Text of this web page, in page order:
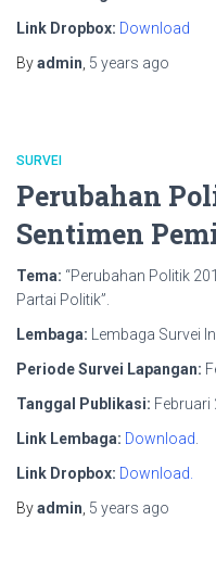
Link Dropbox: Download
Byadmin 5 years ago
SURVEI
Perubahan
Sentimen
Tema: “Perubahan Politik
Partai Politik”.
Lembaga: Lembaga Survei
Periode Survei Lapangan:
Tanggal Publikasi: Februari
Link Lembaga: Download
Link Dropbox: Download.
Byadmin 5 years ago